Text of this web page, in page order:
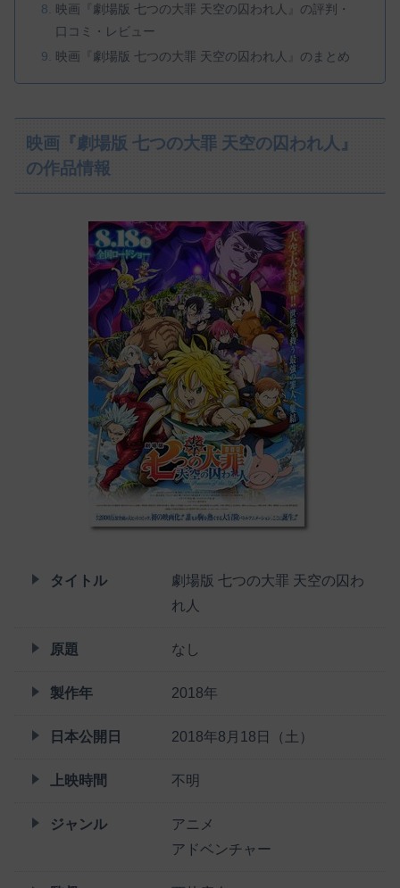
映画『劇場版 七つの大罪 天空の囚われ人』の評判・
口コミ・レビュー
映画『劇場版 七つの大罪 天空の囚われ人』のまとめ
映画『劇場版 七つの大罪 天空の囚われ人』
の作品情報
タイトル
劇場版 七つの大罪 天空の囚わ
れ人
原題 なし
製作年 2018年
日本公開日 2018年8月18日（土）
上映時間 不明
ジャンル
アニメ
アドベンチャー